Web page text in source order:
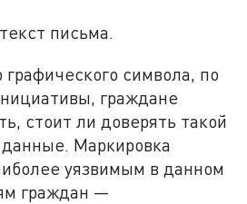
текст письма.
символа, по
граждане
стоит ли доверять такой
Маркировка
уязвимым в данном
граждан —